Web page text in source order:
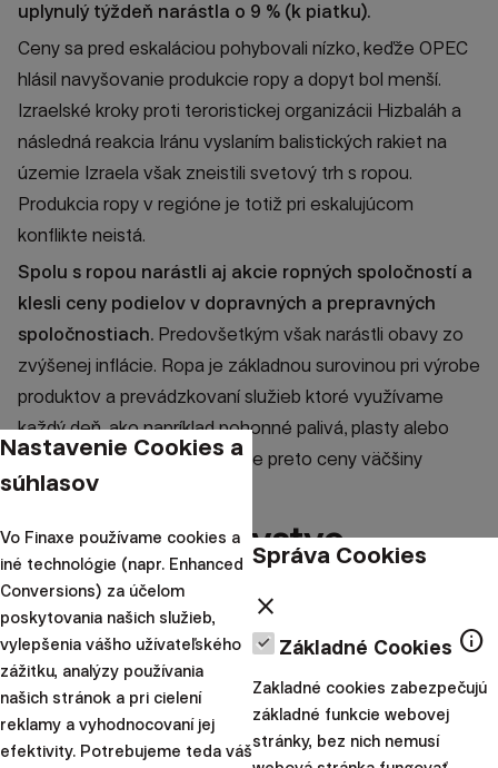
uplynulý týždeň narástla o 9 % (k piatku).
Ceny sa pred eskaláciou pohybovali nízko, keďže OPEC
hlásil navyšovanie produkcie ropy a dopyt bol menší.
Izraelské kroky proti teroristickej organizácii Hizbaláh a
následná reakcia Iránu vyslaním balistických rakiet na
územie Izraela však zneistili svetový trh s ropou.
Produkcia ropy v regióne je totiž pri eskalujúcom
konflikte neistá.
Spolu s ropou narástli aj akcie ropných spoločností a
klesli ceny podielov v dopravných a prepravných
spoločnostiach. Predovšetkým však narástli obavy zo
zvýšenej inflácie. Ropa je základnou surovinou pri výrobe
produktov a prevádzkovaní služieb ktoré využívame
každý deň, ako napríklad pohonné palivá, plasty alebo
hnojivá a pesticídy. Ovplyvňuje preto ceny väčšiny
produktov.
Spojené kráľovstvo
zatvorilo poslednú uhoľnú
elektráreň
150-ročná éra uhoľnej energie v Spojenom kráľovstve sa
uzatvorením poslednej britskej uhoľnej elektrárne
Ratcliffe-on-Soar končí.Spojené kráľovstvo, rodisko
Nastavenie Cookies a
súhlasov
Vo Finaxe používame cookies a
iné technológie (napr. Enhanced
Conversions) za účelom
poskytovania našich služieb,
vylepšenia vášho užívateľského
zážitku, analýzy používania
našich stránok a pri cielení
reklamy a vyhodnocovaní jej
efektivity. Potrebujeme teda váš
Správa Cookies
close
Základné Cookies info
Zakladné cookies zabezpečujú
základné funkcie webovej
stránky, bez nich nemusí